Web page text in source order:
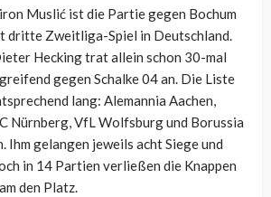
Muslić ist die Partie gegen Bochum
dritte Zweitliga-Spiel in Deutschland.
Hecking trat allein schon 30-mal
gegen Schalke 04 an. Die Liste
lang: Alemannia Aachen,
Nürnberg, VfL Wolfsburg und Borussia
Ihm gelangen jeweils acht Siege und
in 14 Partien verließen die Knappen
den Platz.